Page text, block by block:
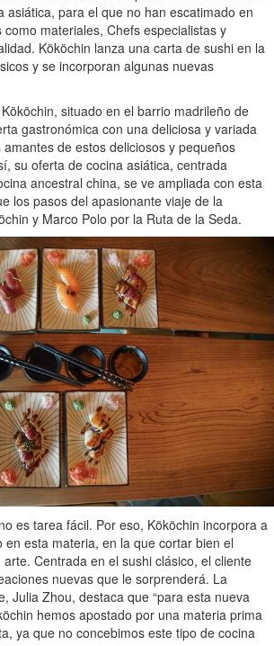
asiática, para el que no han escatimado en
materiales, Chefs especialistas y
Kököchin lanza una carta de sushi en la
y se incorporan algunas nuevas
situado en el barrio madrileño de
gastronómica con una deliciosa y variada
de estos deliciosos y pequeños
su oferta de cocina asiática, centrada
ancestral china, se ve ampliada con esta
los pasos del apasionante viaje de la
y Marco Polo por la Ruta de la Seda.
es tarea fácil. Por eso, Kököchin incorpora a
en esta materia, en la que cortar bien el
Centrada en el sushi clásico, el cliente
nuevas que le sorprenderá. La
Julia Zhou, destaca que “para esta nueva
hemos apostado por una materia prima
ya que no concebimos este tipo de cocina